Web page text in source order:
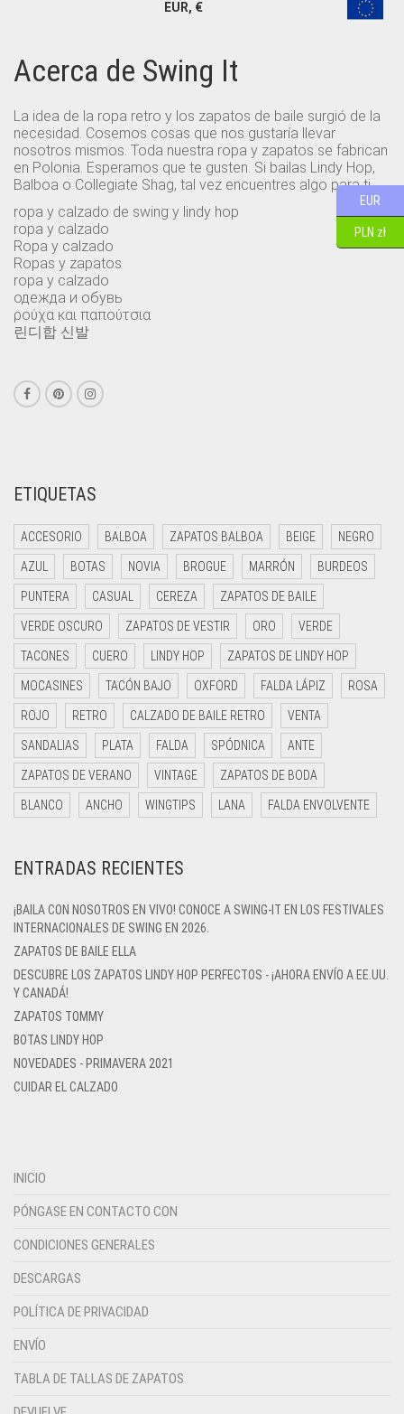
EUR, €
Acerca de Swing It
La idea de la ropa retro y los zapatos de baile surgió de la
necesidad. Cosemos cosas que nos gustaría llevar
nosotros mismos. Toda nuestra ropa y zapatos se fabrican
en Polonia. Esperamos que te gusten. Si bailas Lindy Hop,
Balboa o Collegiate Shag, tal vez encuentres algo para ti.
ropa y calzado de swing y lindy hop
ropa y calzado
Ropa y calzado
Ropas y zapatos
ropa y calzado
одежда и обувь
ρούχα και παπούτσια
린디합 신발
ETIQUETAS
ACCESORIO BALBOA ZAPATOS BALBOA BEIGE NEGRO
AZUL BOTAS NOVIA BROGUE MARRÓN BURDEOS
PUNTERA CASUAL CEREZA ZAPATOS DE BAILE
VERDE OSCURO ZAPATOS DE VESTIR ORO VERDE
TACONES CUERO LINDY HOP ZAPATOS DE LINDY HOP
MOCASINES TACÓN BAJO OXFORD FALDA LÁPIZ ROSA
ROJO RETRO CALZADO DE BAILE RETRO VENTA
SANDALIAS PLATA FALDA SPÓDNICA ANTE
ZAPATOS DE VERANO VINTAGE ZAPATOS DE BODA
BLANCO ANCHO WINGTIPS LANA FALDA ENVOLVENTE
ENTRADAS RECIENTES
¡BAILA CON NOSOTROS EN VIVO! CONOCE A SWING-IT EN LOS FESTIVALES
INTERNACIONALES DE SWING EN 2026.
ZAPATOS DE BAILE ELLA
DESCUBRE LOS ZAPATOS LINDY HOP PERFECTOS - ¡AHORA ENVÍO A EE.UU.
Y CANADÁ!
ZAPATOS TOMMY
BOTAS LINDY HOP
NOVEDADES - PRIMAVERA 2021
CUIDAR EL CALZADO
INICIO
PÓNGASE EN CONTACTO CON
CONDICIONES GENERALES
DESCARGAS
POLÍTICA DE PRIVACIDAD
ENVÍO
TABLA DE TALLAS DE ZAPATOS
EUR
PLN zł